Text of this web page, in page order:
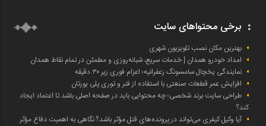
برخی محتواهای سایت
بهترین مکان نصب تلویزیون شهری
امداد خودرو همدان | خدمات سریع، شبانه‌روزی و مطمئن در تمام نقاط همدان
نمایندگی یخچال سامسونگ زعفرانیه؛ اعزام فوری زیر ۳۰ دقیقه
افزایش عمر قطعات صنعتی با استفاده از فنر و توری پلی یورتان
طراحی سایت برند شخصی؛ چه محتوایی باید در صفحه اصلی باشد تا اعتماد ایجاد
کند؟
آیا وکیل کیفری می‌تواند در پرونده‌های قتل مؤثر باشد؟ نگاهی به اهمیت دفاع مؤثر